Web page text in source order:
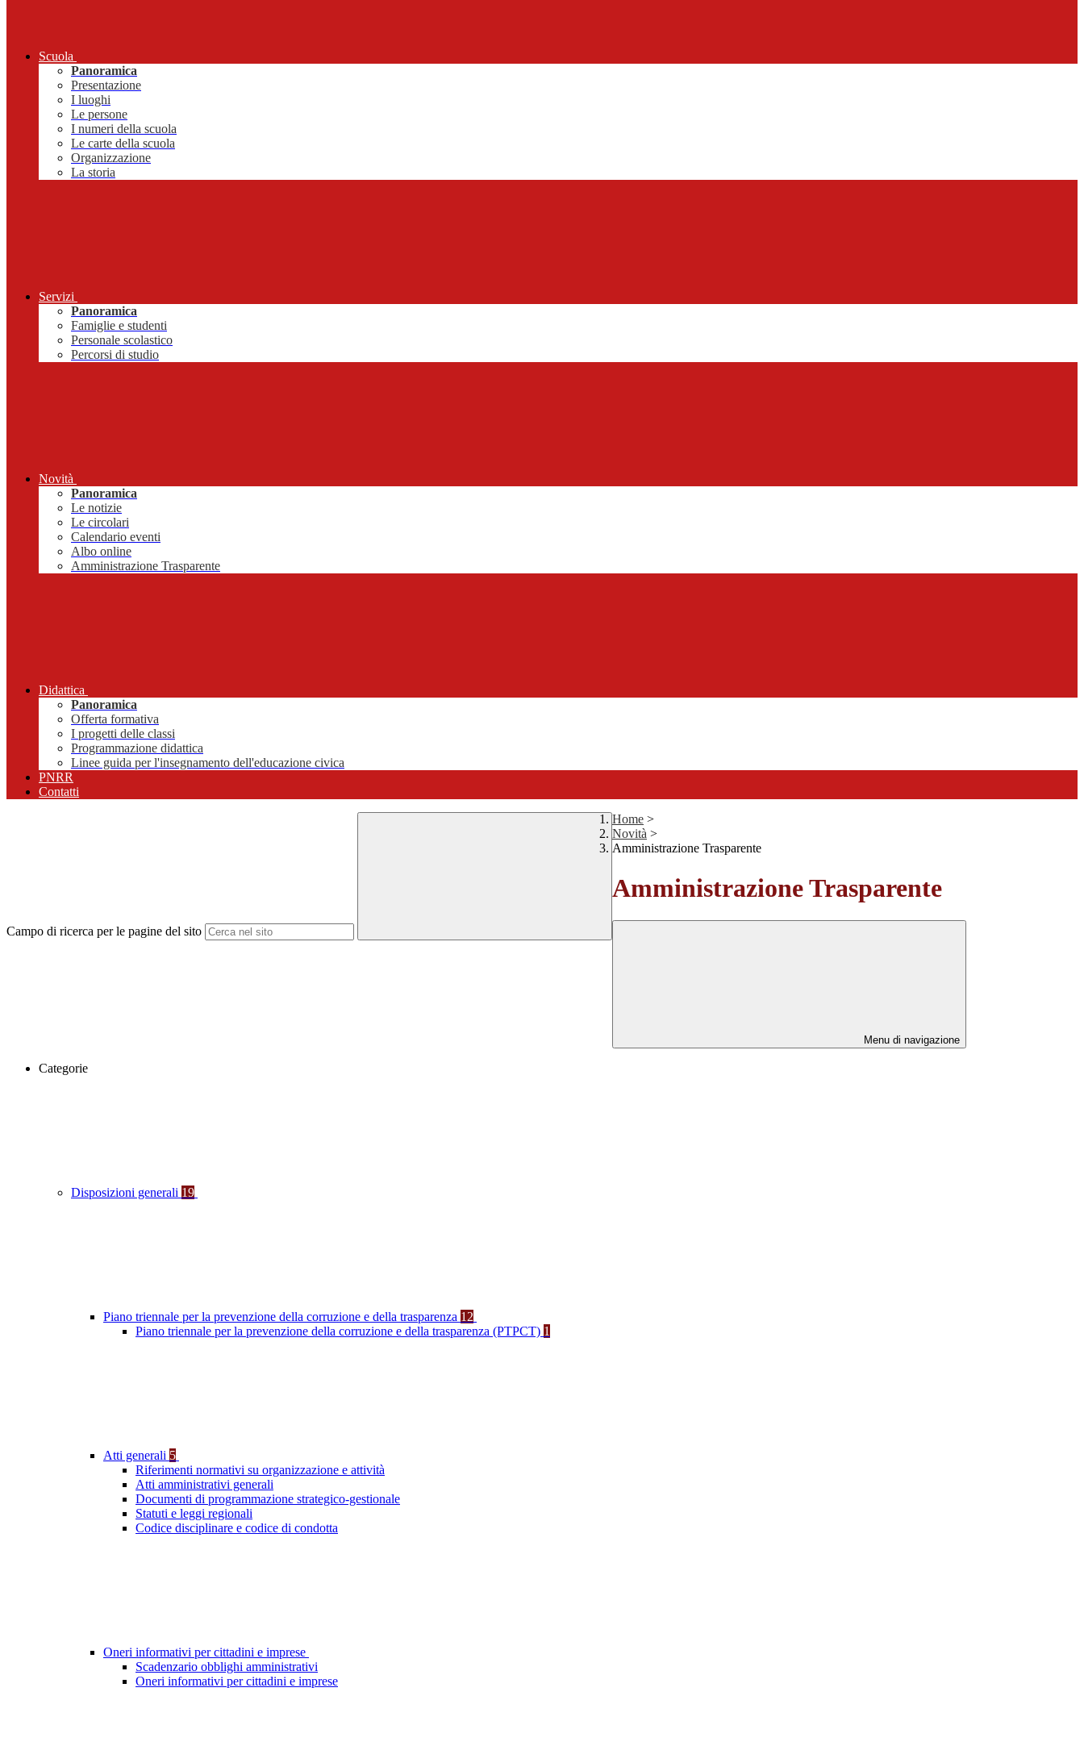
Scuola
Panoramica
Presentazione
I luoghi
Le persone
I numeri della scuola
Le carte della scuola
Organizzazione
La storia
Servizi
Panoramica
Famiglie e studenti
Personale scolastico
Percorsi di studio
Novità
Panoramica
Le notizie
Le circolari
Calendario eventi
Albo online
Amministrazione Trasparente
Didattica
Panoramica
Offerta formativa
I progetti delle classi
Programmazione didattica
Linee guida per l'insegnamento dell'educazione civica
PNRR
Contatti
Campo di ricerca per le pagine del sito
Home >
Novità >
Amministrazione Trasparente
Amministrazione Trasparente
Menu di navigazione
Categorie
Disposizioni generali 19
Piano triennale per la prevenzione della corruzione e della trasparenza 12
Piano triennale per la prevenzione della corruzione e della trasparenza (PTPCT) 1
Atti generali 5
Riferimenti normativi su organizzazione e attività
Atti amministrativi generali
Documenti di programmazione strategico-gestionale
Statuti e leggi regionali
Codice disciplinare e codice di condotta
Oneri informativi per cittadini e imprese
Scadenzario obblighi amministrativi
Oneri informativi per cittadini e imprese